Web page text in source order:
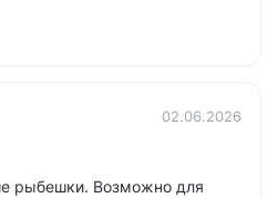
02.06.2026
рыбешки. Возможно для